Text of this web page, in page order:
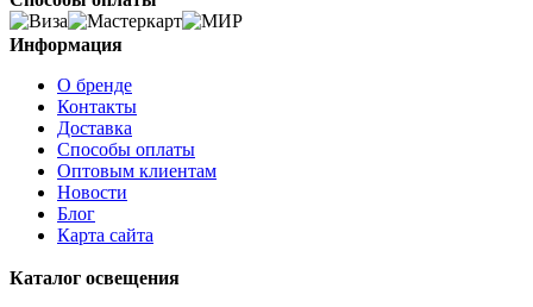
Информация
О бренде
Контакты
Доставка
Способы оплаты
Оптовым клиентам
Новости
Блог
Карта сайта
Каталог освещения